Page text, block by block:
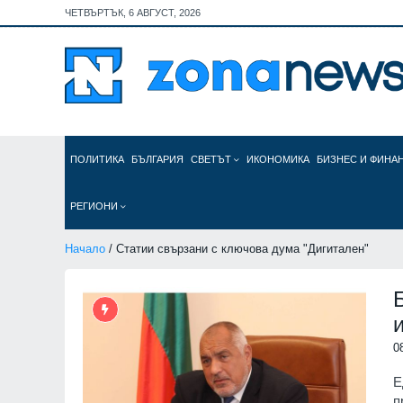
ЧЕТВЪРТЪК, 6 АВГУСТ, 2026
ПОЛИТИКА БЪЛГАРИЯ СВЕТЪТ ИКОНОМИКА БИЗНЕС И
РЕГИОНИ
Начало / Статии свързани с ключова дума "Дигитален"